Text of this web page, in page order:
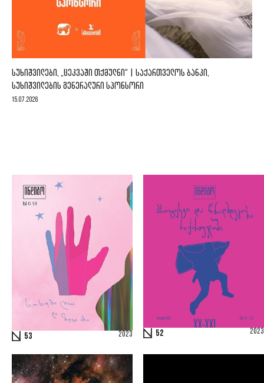
ᲡᲣᲮᲘᲨᲕᲘᲚᲔᲑᲘ, „ᲪᲔᲙᲕᲐᲨᲘ ᲗᲥᲛᲣᲚᲜᲘ“ | ᲡᲐᲥᲐᲠᲗᲕᲔᲚᲝᲡ ᲑᲐᲜᲙᲘ,
ᲡᲣᲮᲘᲨᲕᲘᲚᲔᲑᲘᲡ ᲒᲔᲜᲔᲠᲐᲚᲣᲠᲘ ᲡᲞᲝᲜᲡᲝᲠᲘ
15.07.2026
53 2023 52 2023